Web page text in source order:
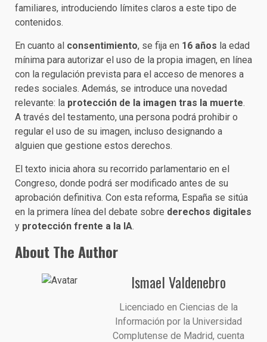
familiares, introduciendo límites claros a este tipo de
contenidos.
En cuanto al consentimiento, se fija en 16 años la edad
mínima para autorizar el uso de la propia imagen, en línea
con la regulación prevista para el acceso de menores a
redes sociales. Además, se introduce una novedad
relevante: la protección de la imagen tras la muerte.
A través del testamento, una persona podrá prohibir o
regular el uso de su imagen, incluso designando a
alguien que gestione estos derechos.
El texto inicia ahora su recorrido parlamentario en el
Congreso, donde podrá ser modificado antes de su
aprobación definitiva. Con esta reforma, España se sitúa
en la primera línea del debate sobre derechos digitales
y protección frente a la IA.
About The Author
Ismael Valdenebro
Licenciado en Ciencias de la
Información por la Universidad
Complutense de Madrid, cuenta